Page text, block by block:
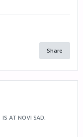
Share
IS AT NOVI SAD.